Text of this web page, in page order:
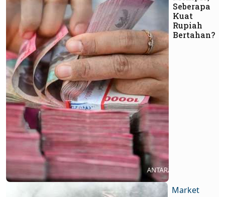
Seberapa
Kuat
Rupiah
Bertahan?
Market